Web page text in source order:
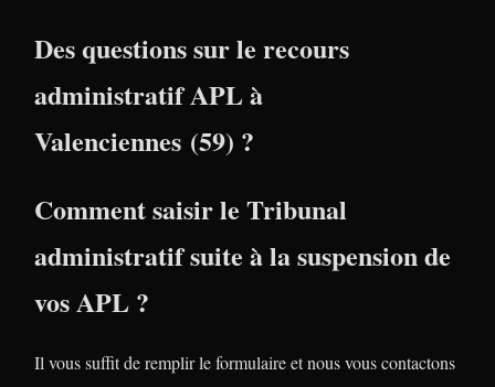
Des questions sur le recours
administratif APL à
Valenciennes (59) ?
Comment saisir le Tribunal
administratif suite à la suspension de
vos APL ?
Il vous suffit de remplir le formulaire et nous vous contactons